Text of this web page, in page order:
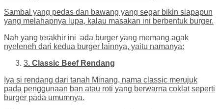
Sambal yang pedas dan bawang yang segar bikin siapapun
yang melahapnya lupa, kalau masakan ini berbentuk burger.
Nah yang terakhir ini ada burger yang memang agak
nyeleneh dari kedua burger lainnya, yaitu namanya:
3. Classic Beef Rendang
Iya si rendang dari tanah Minang, nama classic merujuk
pada penggunaan ban atau roti yang berwarna coklat seperti
burger pada umumnya.